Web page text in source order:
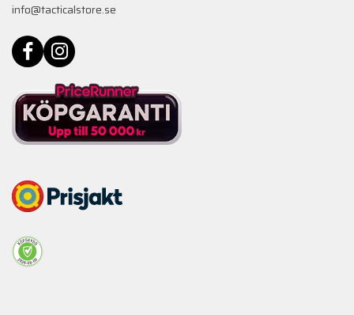
info@tacticalstore.se